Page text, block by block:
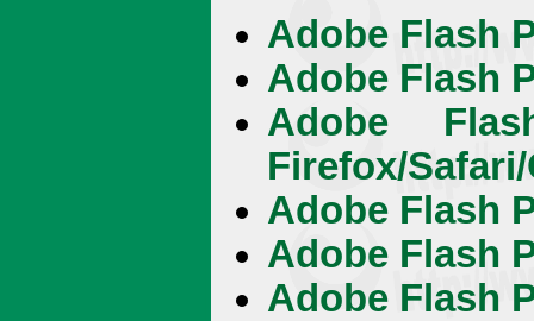
Adobe Flash
Adobe Flash
Adobe
Firefox/
Adobe Flash
Adobe Flash
Adobe Flash